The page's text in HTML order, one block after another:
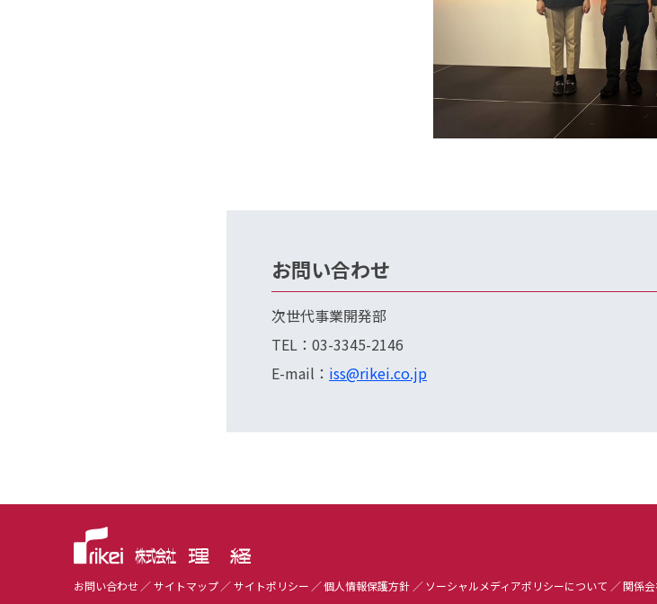
お問い合わせ
次世代事業開発部
TEL：03-3345-2146
E-mail： iss@rikei.co.jp
お問い合わせ サイトマップ サイトポリシー 個人情報保護方針 ソーシャルメディアポリシーについて 関係